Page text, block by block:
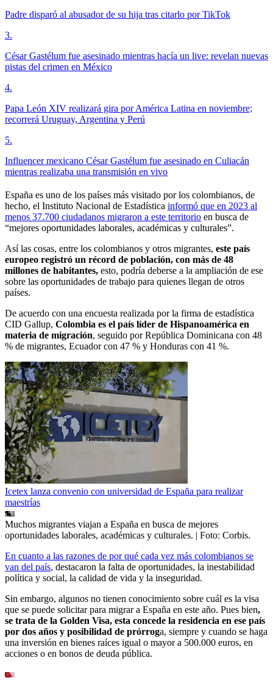
Padre disparó al abusador de su hija tras citarlo por TikTok
3.
César Gastélum fue asesinado mientras hacía un live: revelan nuevas
pistas del crimen en México
4.
Papa León XIV realizará gira por América Latina en noviembre;
recorrerá Uruguay, Argentina y Perú
5.
Influencer mexicano César Gastélum fue asesinado en Culiacán
mientras realizaba una transmisión en vivo
España es uno de los países más visitado por los colombianos, de
hecho, el Instituto Nacional de Estadística informó que en 2023 al
menos 37.700 ciudadanos migraron a este territorio en busca de
“mejores oportunidades laborales, académicas y culturales”.
Así las cosas, entre los colombianos y otros migrantes, este país
europeo registró un récord de población, con más de 48
millones de habitantes, esto, podría deberse a la ampliación de ese
sobre las oportunidades de trabajo para quienes llegan de otros
países.
De acuerdo con una encuesta realizada por la firma de estadística
CID Gallup, Colombia es el país líder de Hispanoamérica en
materia de migración, seguido por República Dominicana con 48
% de migrantes, Ecuador con 47 % y Honduras con 41 %.
Icetex lanza convenio con universidad de España para realizar
maestrías
Muchos migrantes viajan a España en busca de mejores
oportunidades laborales, académicas y culturales. | Foto: Corbis.
En cuanto a las razones de por qué cada vez más colombianos se
van del país, destacaron la falta de oportunidades, la inestabilidad
política y social, la calidad de vida y la inseguridad.
Sin embargo, algunos no tienen conocimiento sobre cuál es la visa
que se puede solicitar para migrar a España en este año. Pues bien,
se trata de la Golden Visa, esta concede la residencia en ese país
por dos años y posibilidad de prórroga, siempre y cuando se haga
una inversión en bienes raíces igual o mayor a 500.000 euros, en
acciones o en bonos de deuda pública.